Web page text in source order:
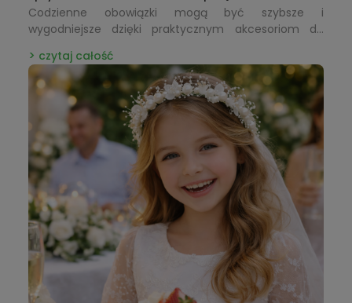
praktyczne rozwiązania, które ułatwiają
codzienność
Codzienne obowiązki mogą być szybsze i
wygodniejsze dzięki praktycznym akcesoriom do
Ściereczki, szczotki i inne funkcjonalne dodatki
ułatwiają utrzymanie porządku, oszczędzając czas i
zwiększając komfort pracy.
czytaj całość